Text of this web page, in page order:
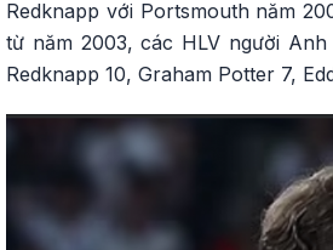
Redknapp với Portsmouth năm
từ năm 2003, các HLV người
Redknapp 10, Graham Potter 7,